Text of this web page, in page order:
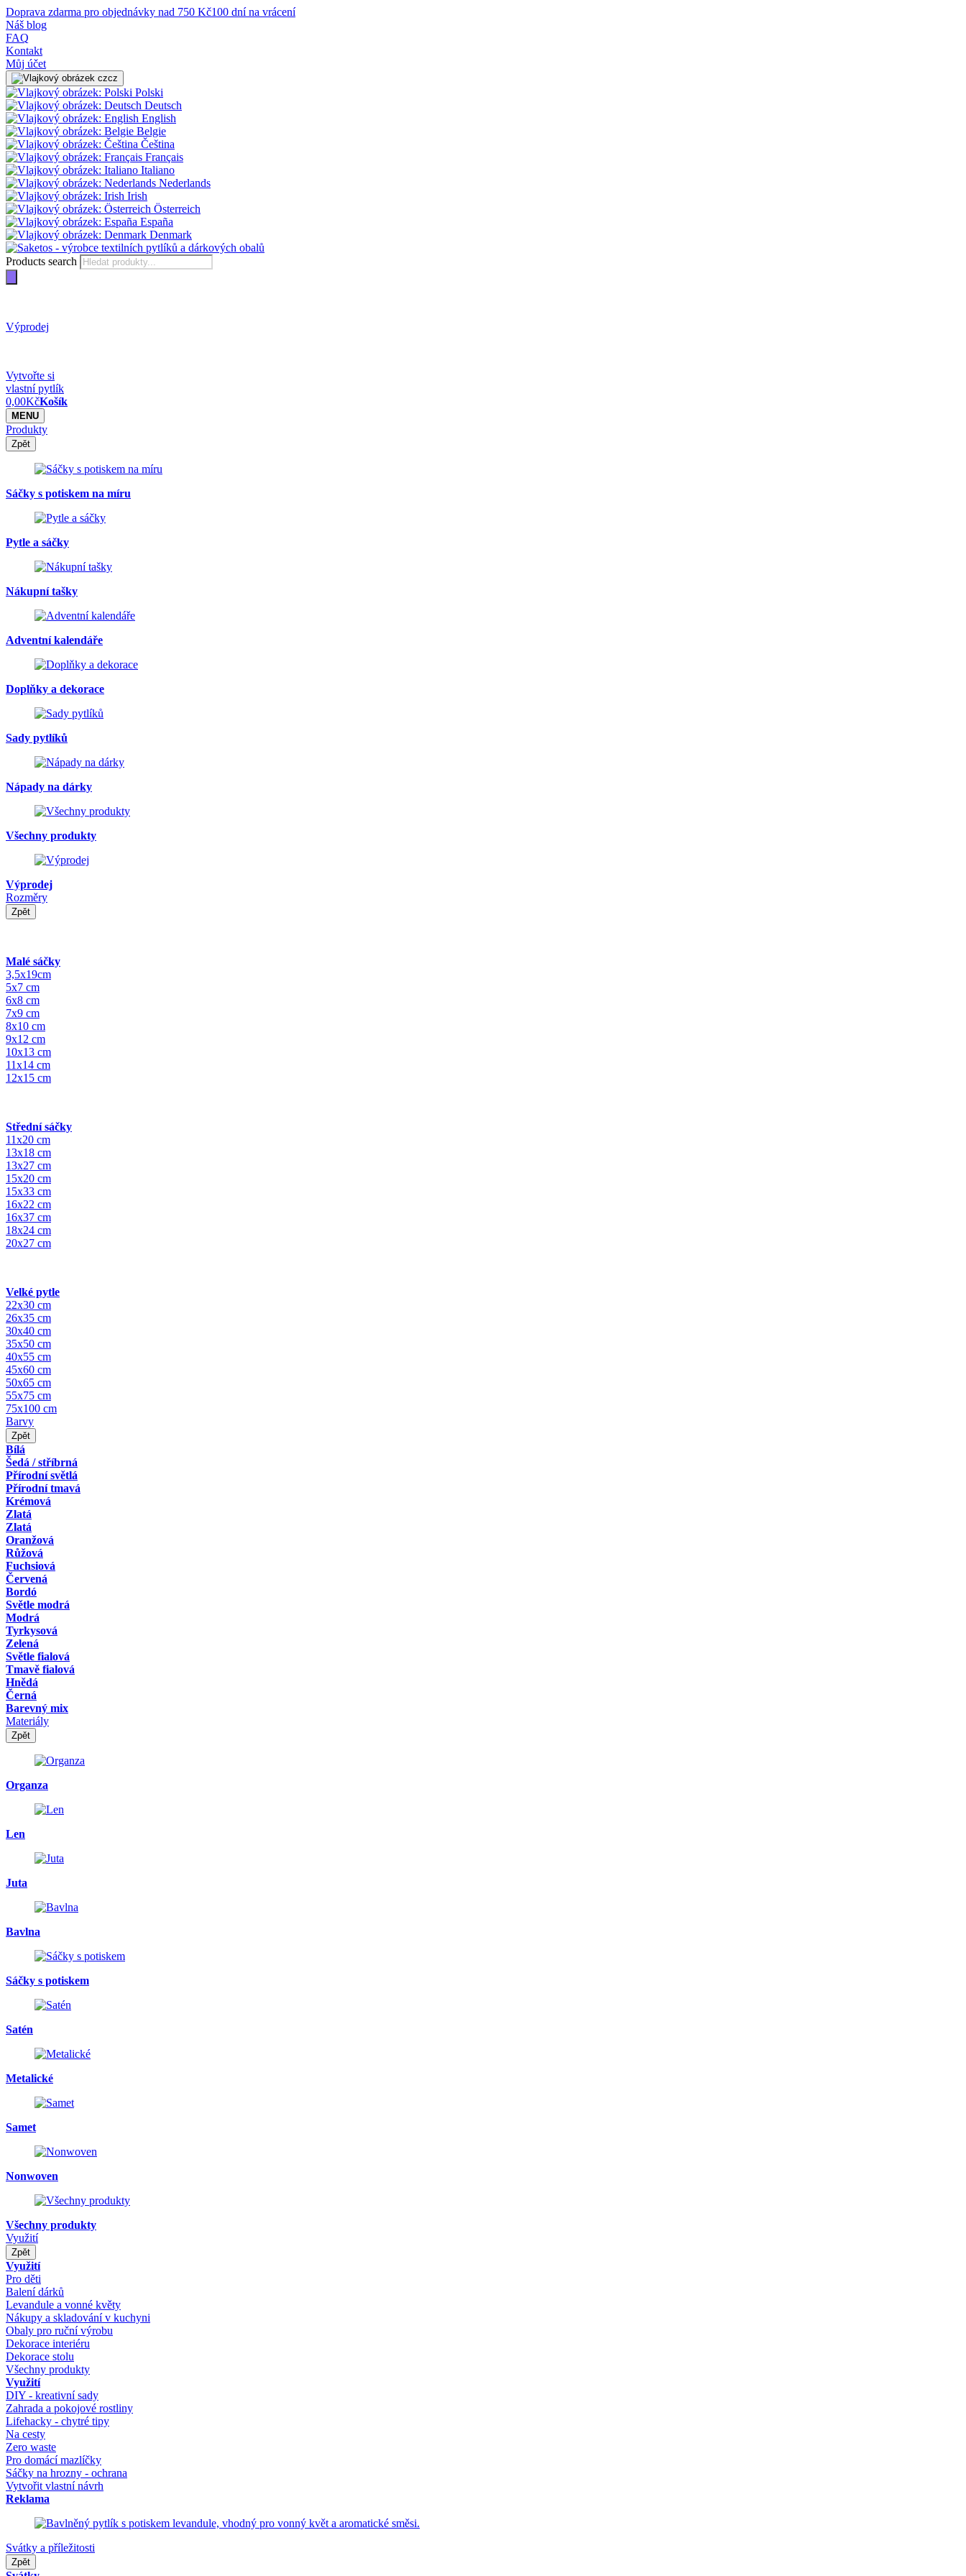
Doprava zdarma pro objednávky nad 750 Kč100 dní na vrácení
Náš blog
FAQ
Kontakt
Můj účet
cz
Polski
Deutsch
English
Belgie
Čeština
Français
Italiano
Nederlands
Irish
Österreich
España
Denmark
Products search
Výprodej
Vytvořte si
vlastní pytlík
0,00KčKošík
MENU
Produkty
Zpět
Sáčky s potiskem na míru
Pytle a sáčky
Nákupní tašky
Adventní kalendáře
Doplňky a dekorace
Sady pytlíků
Nápady na dárky
Všechny produkty
Výprodej
Rozměry
Zpět
Malé sáčky
3,5x19cm
5x7 cm
6x8 cm
7x9 cm
8x10 cm
9x12 cm
10x13 cm
11x14 cm
12x15 cm
Střední sáčky
11x20 cm
13x18 cm
13x27 cm
15x20 cm
15x33 cm
16x22 cm
16x37 cm
18x24 cm
20x27 cm
Velké pytle
22x30 cm
26x35 cm
30x40 cm
35x50 cm
40x55 cm
45x60 cm
50x65 cm
55x75 cm
75x100 cm
Barvy
Zpět
Bílá
Šedá / stříbrná
Přírodní světlá
Přírodní tmavá
Krémová
Zlatá
Zlatá
Oranžová
Růžová
Fuchsiová
Červená
Bordó
Světle modrá
Modrá
Tyrkysová
Zelená
Světle fialová
Tmavě fialová
Hnědá
Černá
Barevný mix
Materiály
Zpět
Organza
Len
Juta
Bavlna
Sáčky s potiskem
Satén
Metalické
Samet
Nonwoven
Všechny produkty
Využití
Zpět
Využití
Pro děti
Balení dárků
Levandule a vonné květy
Nákupy a skladování v kuchyni
Obaly pro ruční výrobu
Dekorace interiéru
Dekorace stolu
Všechny produkty
Využití
DIY - kreativní sady
Zahrada a pokojové rostliny
Lifehacky - chytré tipy
Na cesty
Zero waste
Pro domácí mazlíčky
Sáčky na hrozny - ochrana
Vytvořit vlastní návrh
Reklama
Svátky a příležitosti
Zpět